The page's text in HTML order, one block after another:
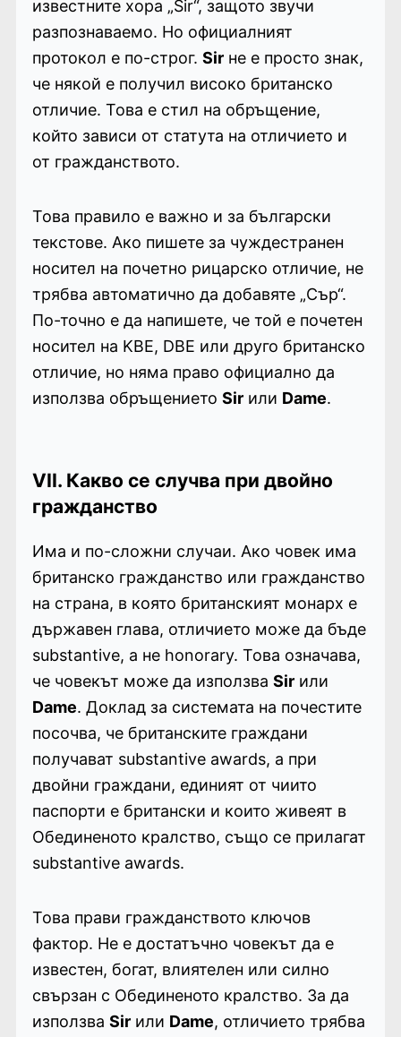
известните хора „Sir“, защото звучи
разпознаваемо. Но официалният
протокол е по-строг. Sirне е просто знак,
че някой е получил високо британско
отличие. Това е стил на обръщение,
който зависи от статута на отличието и
от гражданството.
Това правило е важно и за български
текстове. Ако пишете за чуждестранен
носител на почетно рицарско отличие, не
трябва автоматично да добавяте „Сър“.
По-точно е да напишете, че той е почетен
носител на KBE, DBE или друго британско
отличие, но няма право официално да
използва обръщението Sirили Dame.
VII. Какво се случва при двойно
гражданство
Има и по-сложни случаи. Ако човек има
британско гражданство или гражданство
на страна, в която британският монарх е
държавен глава, отличието може да бъде
substantive, а не honorary. Това означава,
че човекът може да използва Sirили
Dame. Доклад за системата на почестите
посочва, че британските граждани
получават substantive awards, а при
двойни граждани, единият от чиито
паспорти е британски и които живеят в
Обединеното кралство, също се прилагат
substantive awards.
Това прави гражданството ключов
фактор. Не е достатъчно човекът да е
известен, богат, влиятелен или силно
свързан с Обединеното кралство. За да
използва Sirили Dame, отличието трябва